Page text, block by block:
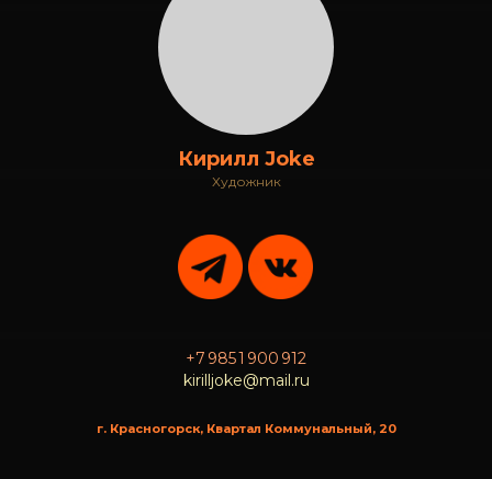
г. Красногорск, Квартал Коммунальный, 20
+7 985 1 900 912
kirilljoke@mail.ru
Кирилл Joke
Художник